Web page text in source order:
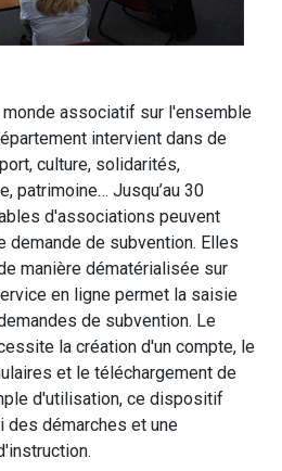
associatif sur l'ensemble
intervient dans de
culture, solidarités,
patrimoine… Jusqu’au 30
d'associations peuvent
de subvention. Elles
manière dématérialisée sur
en ligne permet la saisie
de subvention. Le
la création d'un compte, le
et le téléchargement de
d'utilisation, ce dispositif
des démarches et une